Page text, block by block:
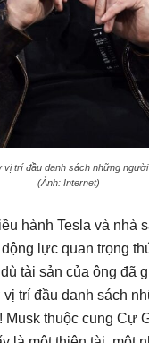
trí đầu danh sách những
(Ảnh: Internet)
hành Tesla và nhà
lực quan trọng
tài sản của ông đã
trí đầu danh sách
Musk thuộc cung Cự